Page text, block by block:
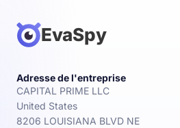
EvaSpy
Adresse de l'entreprise
CAPITAL PRIME LLC
United States
8206 LOUISIANA BLVD NE